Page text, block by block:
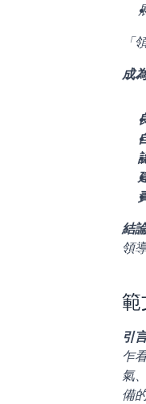
「
成
結
領
範
引
乍
氣
備